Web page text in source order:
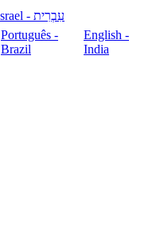
עִבְרִית - Israel
Português -
Brazil
English -
India